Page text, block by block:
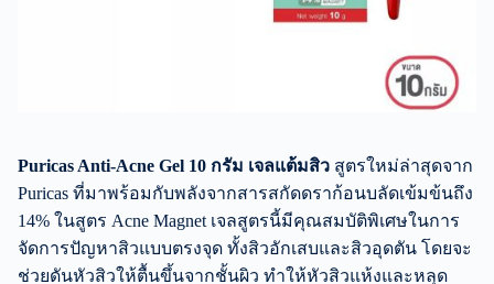
Puricas Anti-Acne Gel 10 กรัม เจลแต้มสิว สูตรใหม่ล่าสุดจาก
Puricas ที่มาพร้อมกับพลังจากสารสกัดดราก้อนบลัดเข้มข้นถึง
14% ในสูตร Acne Magnet เจลสูตรนี้มีคุณสมบัติพิเศษในการ
จัดการปัญหาสิวแบบตรงจุด ทั้งสิวอักเสบและสิวอุดตัน โดยจะ
ช่วยดันหัวสิวให้ตื้นขึ้นจากชั้นผิว ทำให้หัวสิวแห้งและหลุด